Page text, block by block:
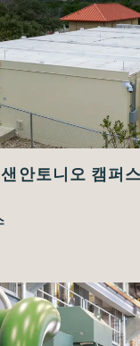
안토니오 캠퍼